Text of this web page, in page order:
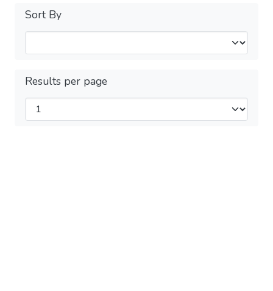
Sort By
Results per page